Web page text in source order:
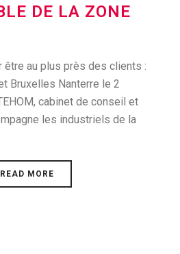
DE LA ZONE
être au plus près des clients :
Bruxelles Nanterre le 2
cabinet de conseil et
les industriels de la
READ MORE